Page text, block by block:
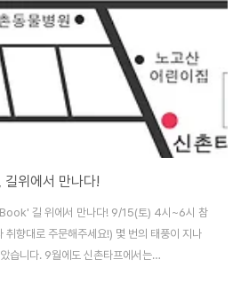
공개하지 않고 레시피만을 제공하여 함께 그리
위에서 만나다!
길 위에서 만나다! 9/15(토) 4시~6시 참
취향대로 주문해주세요!) 몇 번의 태풍이 지나
습니다. 9월에도 신촌타프에서는
진행합니다. 신촌타프는 기쁘게 웃고, 친근